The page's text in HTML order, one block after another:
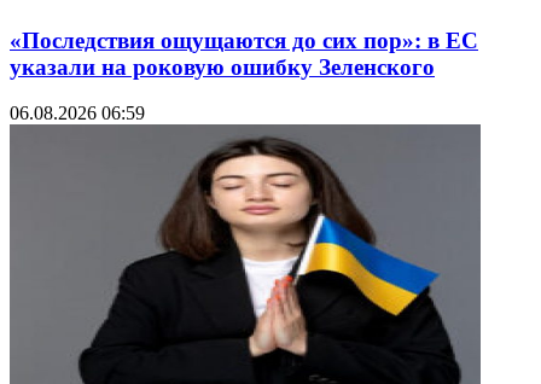
«Последствия ощущаются до сих пор»: в ЕС
указали на роковую ошибку Зеленского
06.08.2026 06:59